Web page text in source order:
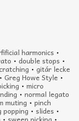
harmonics •
• double stops •
• gitár lecke
• Greg Howe Style •
• micro
• normal legato
muting • pinch
popping •slides •
• sweep picking •